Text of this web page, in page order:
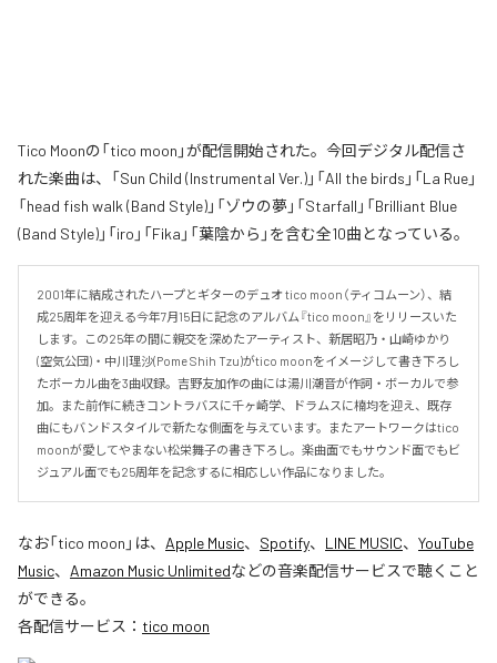
Tico Moonの「tico moon」が配信開始された。今回デジタル配信さ
れた楽曲は、「Sun Child (Instrumental Ver.)」「All the birds」「La Rue」
「head fish walk (Band Style)」「ゾウの夢」「Starfall」「Brilliant Blue
(Band Style)」「iro」「Fika」「葉陰から」を含む全10曲となっている。
2001年に結成されたハープとギターのデュオ tico moon（ティコムーン）、結
成25周年を迎える今年7月15日に記念のアルバム『tico moon』をリリースいた
します。この25年の間に親交を深めたアーティスト、新居昭乃・山崎ゆかり
(空気公団)・中川理沙(Pome Shih Tzu)がtico moonをイメージして書き下ろし
たボーカル曲を3曲収録。吉野友加作の曲には湯川潮音が作詞・ボーカルで参
加。また前作に続きコントラバスに千ヶ崎学、ドラムスに楠均を迎え、既存
曲にもバンドスタイルで新たな側面を与えています。またアートワークはtico
moonが愛してやまない松栄舞子の書き下ろし。楽曲面でもサウンド面でもビ
ジュアル面でも25周年を記念するに相応しい作品になりました。
なお「tico moon 」は、 Apple Music、 Spotify、 LINE MUSIC、 YouTube
Music、 Amazon Music Unlimitedなどの音楽配信サービスで聴くこと
ができる。
各配信サービス： tico moon